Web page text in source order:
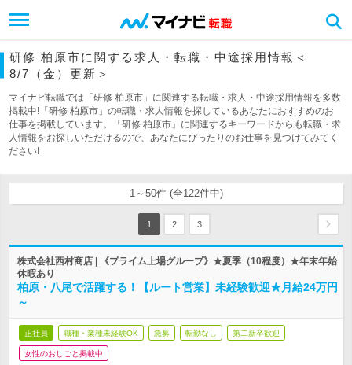
研修 柏原市に関する求人・転職・中途採用情報＜
8/7（金）更新＞
マイナビ転職では「研修 柏原市」に関連する転職・求人・中途採用情報を多数
掲載中!「研修 柏原市」の転職・求人情報を探しているあなたにおすすめのお
仕事を掲載しています。「研修 柏原市」に関連するキーワードからも転職・求
人情報をお探しいただけるので、あなたにぴったりのお仕事を見つけてみてく
ださい!
1～50件 (全122件中)
1 2 3
株式会社西村商店 | 《プライム上場グループ》★夏季（10程度）★年末年始
休暇あり
柏原・八尾で活躍する！【ルート営業】未経験歓迎★月給24万円
～
正社員 職種・業種未経験OK 急募 転勤なし 第二新卒歓迎
女性のおしごと掲載中